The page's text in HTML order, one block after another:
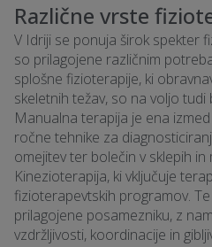
Različne vrste
V Idriji se ponuja širok spekter
so prilagojene različnim
splošne fizioterapije, ki
skeletnih težav, so na voljo
Manualna terapija je ena
ročne tehnike za
omejitev ter bolečin v sklepih in
Kinezioterapija, ki vključuje
fizioterapevtskih programov.
prilagojene posamezniku, z
vzdržljivosti, koordinacije in